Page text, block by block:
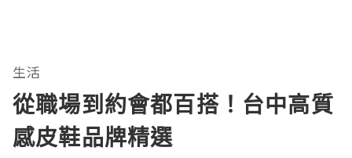
生活
從職場到約會都百搭！台中高質
感皮鞋品牌精選